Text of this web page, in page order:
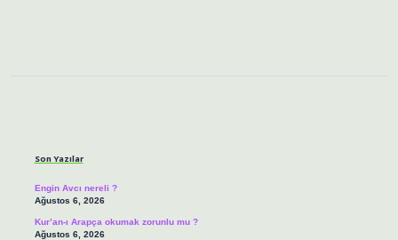
Son Yazılar
Engin Avcı nereli ?
Ağustos 6, 2026
Kur’an-ı Arapça okumak zorunlu mu ?
Ağustos 6, 2026